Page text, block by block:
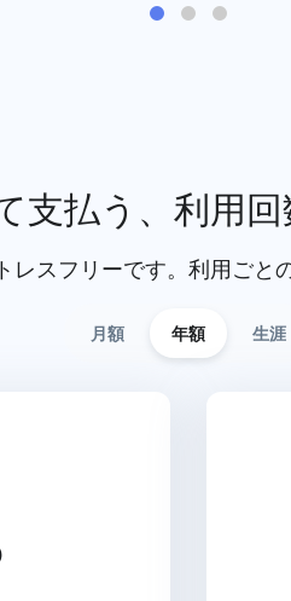
支払う、利用
スフリーです。利用ごと
月額 年額 生涯